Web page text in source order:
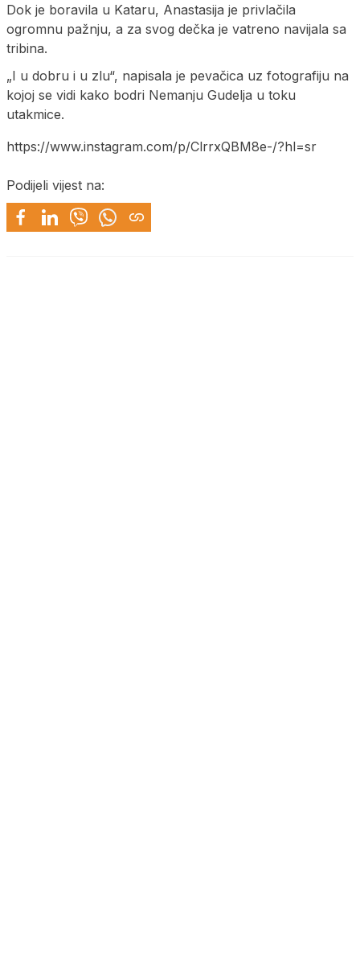
Dok je boravila u Kataru, Anastasija je privlačila
ogromnu pažnju, a za svog dečka je vatreno navijala sa
tribina.
„I u dobru i u zlu“, napisala je pevačica uz fotografiju na
kojoj se vidi kako bodri Nemanju Gudelja u toku
utakmice.
https://www.instagram.com/p/ClrrxQBM8e-/?hl=sr
Podijeli vijest na: